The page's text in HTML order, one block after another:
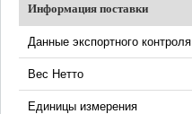
Информация поставки
Данные экспортного контроля
Вес Нетто
Единицы измерения